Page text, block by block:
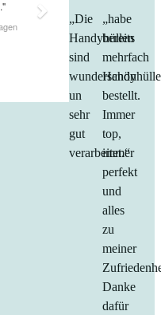
„Die
Handyhüllen
sind
wunderschön
un
sehr
gut
verarbeitet.“
„habe
bereits
mehrfach
bestellt.
Immer
top,
immer
perfekt
und
alles
zu
meiner
Danke
dafür